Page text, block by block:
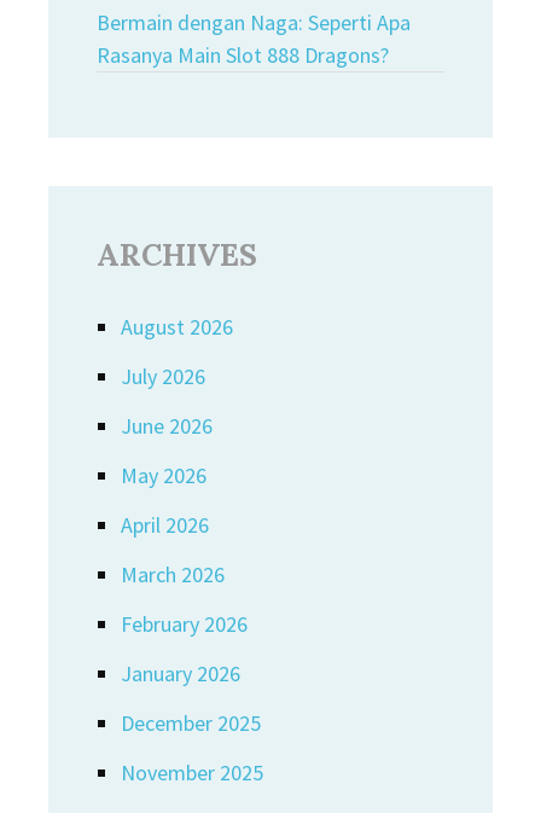
Bermain dengan Naga: Seperti Apa
Rasanya Main Slot 888 Dragons?
ARCHIVES
August 2026
July 2026
June 2026
May 2026
April 2026
March 2026
February 2026
January 2026
December 2025
November 2025